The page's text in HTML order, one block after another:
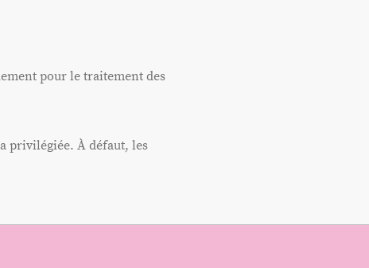
pour le traitement des
privilégiée. À défaut, les